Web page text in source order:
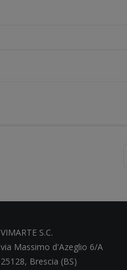
VIMARTE S.C.
via Massimo d'Azeglio 6/A
25128, Brescia (BS)